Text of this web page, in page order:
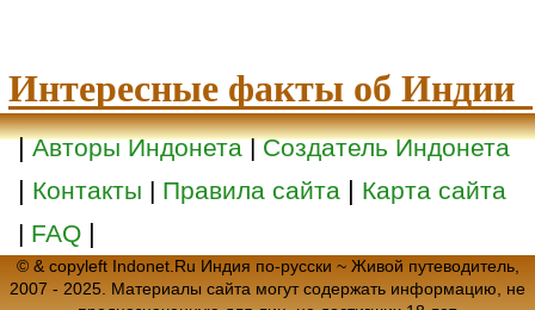
Интересные факты об Индии
|Авторы Индонета|Создатель Индонета
| Контакты | Правила сайта | Карта сайта
| FAQ |
© & copyleft Indonet.Ru Индия по-русски ~ Живой путеводитель,
2007 - 2025. Материалы сайта могут содержать информацию, не